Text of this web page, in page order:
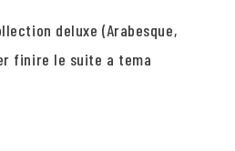
deluxe (Arabesque,
finire le suite a tema